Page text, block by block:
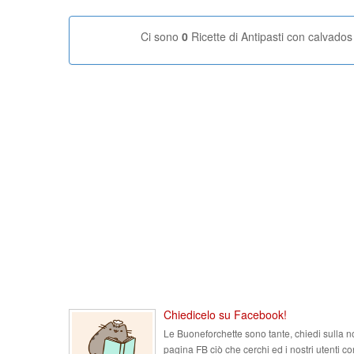
Ci sono 0 Ricette di Antipasti con calvados
Chiedicelo su Facebook!
Le Buoneforchette sono tante, chiedi sulla
pagina FB ciò che cerchi ed i nostri utenti